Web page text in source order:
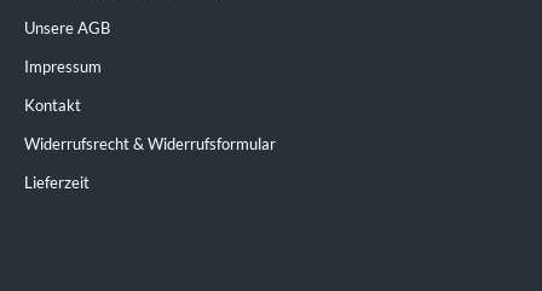
Unsere AGB
Impressum
Kontakt
Widerrufsrecht & Widerrufsformular
Lieferzeit